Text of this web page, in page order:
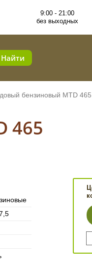
9:00 - 21:00
без выходных
бензиновый MTD 465
465